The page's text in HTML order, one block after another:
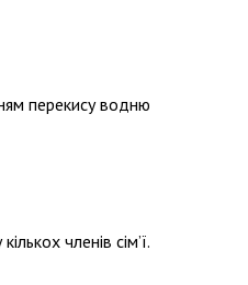
перекису водню
членів сім’ї.